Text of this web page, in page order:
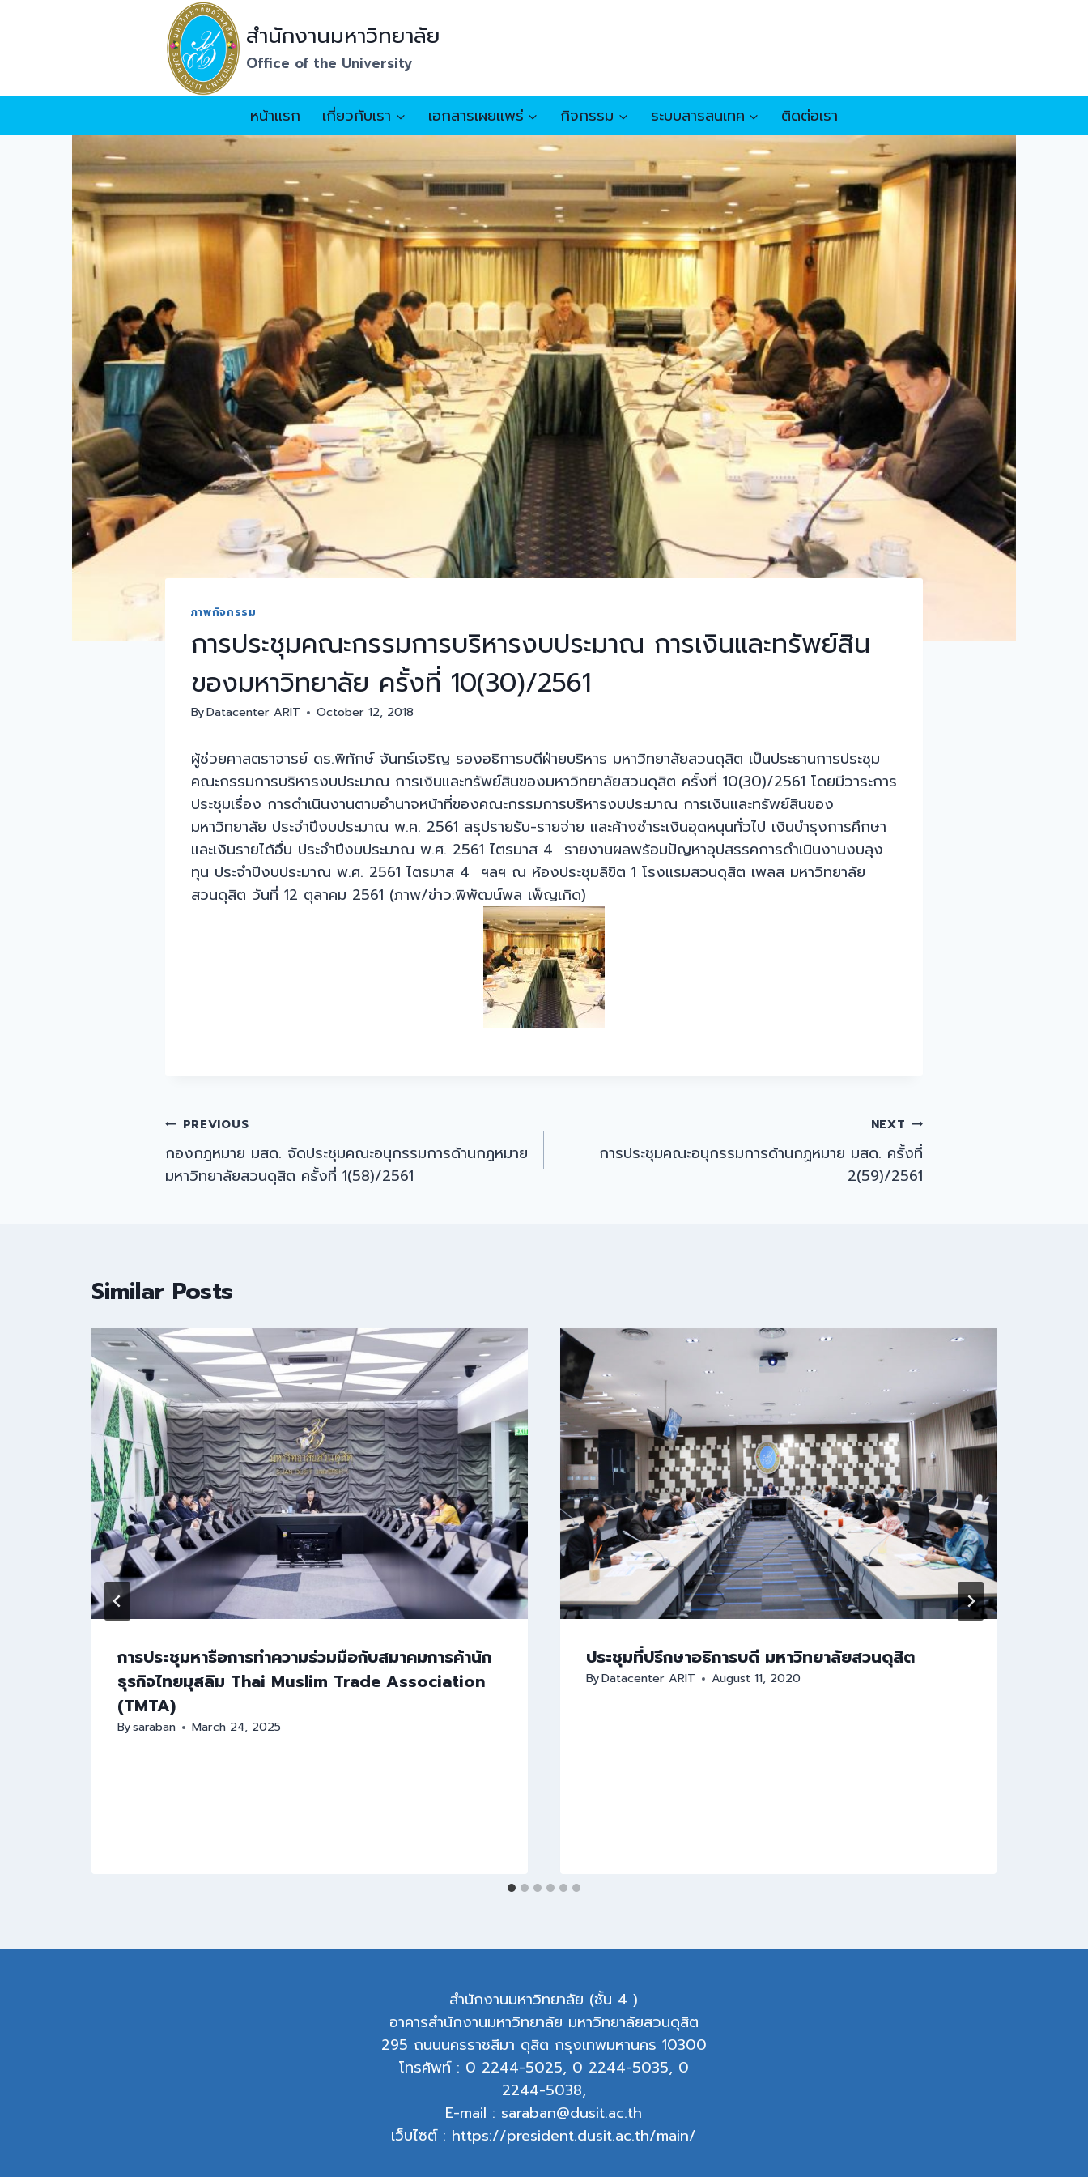
สำนักงานมหาวิทยาลัย
Office of the University
หน้าแรก เกี่ยวกับเรา เอกสารเผยแพร่ กิจกรรม ระบบสารสนเทศ ติดต่อเรา
ภาพกิจกรรม
การประชุมคณะกรรมการบริหารงบประมาณ การเงินและทรัพย์สิน
ของมหาวิทยาลัย ครั้งที่ 10(30)/2561
ByDatacenter ARIT October 12, 2018
ผู้ช่วยศาสตราจารย์ ดร.พิทักษ์ จันทร์เจริญ รองอธิการบดีฝ่ายบริหาร มหาวิทยาลัยสวนดุสิต เป็นประธานการประชุม
คณะกรรมการบริหารงบประมาณ การเงินและทรัพย์สินของมหาวิทยาลัยสวนดุสิต ครั้งที่ 10(30)/2561 โดยมีวาระการ
ประชุมเรื่อง การดำเนินงานตามอำนาจหน้าที่ของคณะกรรมการบริหารงบประมาณ การเงินและทรัพย์สินของ
มหาวิทยาลัย ประจำปีงบประมาณ พ.ศ. 2561 สรุปรายรับ-รายจ่าย และค้างชำระเงินอุดหนุนทั่วไป เงินบำรุงการศึกษา
และเงินรายได้อื่น ประจำปีงบประมาณ พ.ศ. 2561 ไตรมาส 4 รายงานผลพร้อมปัญหาอุปสรรคการดำเนินงานงบลุง
ทุน ประจำปีงบประมาณ พ.ศ. 2561 ไตรมาส 4 ฯลฯ ณ ห้องประชุมลิขิต 1 โรงแรมสวนดุสิต เพลส มหาวิทยาลัย
สวนดุสิต วันที่ 12 ตุลาคม 2561 (ภาพ/ข่าว:พิพัฒน์พล เพ็ญเกิด)
Post
navigation
PREVIOUS
กองกฎหมาย มสด. จัดประชุมคณะอนุกรรมการด้านกฎหมาย
มหาวิทยาลัยสวนดุสิต ครั้งที่ 1(58)/2561
NEXT
การประชุมคณะอนุกรรมการด้านกฏหมาย มสด. ครั้งที่
2(59)/2561
Similar Posts
การประชุมหารือการทำความร่วมมือกับสมาคมการค้านัก
ธุรกิจไทยมุสลิม Thai Muslim Trade Association
(TMTA)
Bysaraban March 24, 2025
ประชุมที่ปรึกษาอธิการบดี มหาวิทยาลัยสวนดุสิต
ByDatacenter ARIT August 11, 2020
สำนักงานมหาวิทยาลัย (ชั้น 4 )
อาคารสำนักงานมหาวิทยาลัย มหาวิทยาลัยสวนดุสิต
295 ถนนนครราชสีมา ดุสิต กรุงเทพมหานคร 10300
โทรศัพท์ : 0 2244-5025, 0 2244-5035, 0
2244-5038,
E-mail : saraban@dusit.ac.th
เว็บไซต์ : https://president.dusit.ac.th/main/